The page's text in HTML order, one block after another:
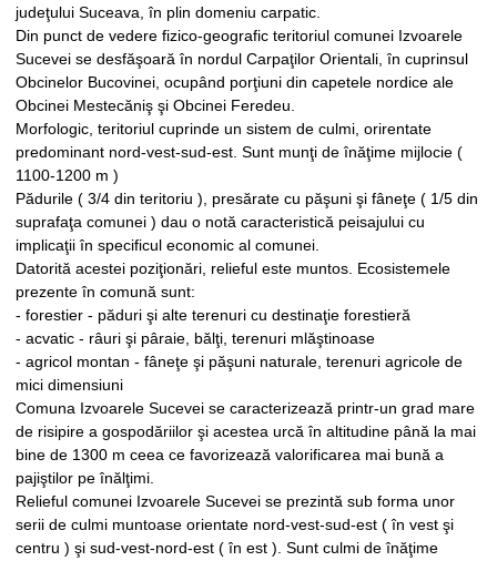
judeţului Suceava, în plin domeniu carpatic.
Din punct de vedere fizico-geografic teritoriul comunei Izvoarele
Sucevei se desfăşoară în nordul Carpaţilor Orientali, în cuprinsul
Obcinelor Bucovinei, ocupând porţiuni din capetele nordice ale
Obcinei Mestecăniş şi Obcinei Feredeu.
Morfologic, teritoriul cuprinde un sistem de culmi, orirentate
predominant nord-vest-sud-est. Sunt munţi de înăţime mijlocie (
1100-1200 m )
Pădurile ( 3/4 din teritoriu ), presărate cu păşuni şi fâneţe ( 1/5 din
suprafaţa comunei ) dau o notă caracteristică peisajului cu
implicaţii în specificul economic al comunei.
Datorită acestei poziţionări, relieful este muntos. Ecosistemele
prezente în comună sunt:
- forestier - păduri şi alte terenuri cu destinaţie forestieră
- acvatic - râuri şi pâraie, bălţi, terenuri mlăştinoase
- agricol montan - fâneţe şi păşuni naturale, terenuri agricole de
mici dimensiuni
Comuna Izvoarele Sucevei se caracterizează printr-un grad mare
de risipire a gospodăriilor şi acestea urcă în altitudine până la mai
bine de 1300 m ceea ce favorizează valorificarea mai bună a
pajiştilor pe înălţimi.
Relieful comunei Izvoarele Sucevei se prezintă sub forma unor
serii de culmi muntoase orientate nord-vest-sud-est ( în vest şi
centru ) şi sud-vest-nord-est ( în est ). Sunt culmi de înăţime